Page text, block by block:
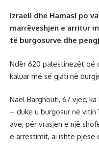
Izraeli dhe Hamasi po
marrëveshjen e arritur
të burgosurve dhe
Ndër 620 palestinezët që
kaluar më së gjati në
Nael Barghouti, 67 vjeç,
– duke u burgosur në
ave, për vrasjen e një
e arrestimit, ai ishte pjesë